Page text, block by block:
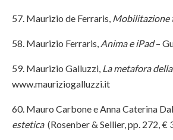
57. Maurizio de Ferraris, Mobilitazione
58. Maurizio Ferraris, Anima e iPad–
59. Maurizio Galluzzi, La metafora
www.mauriziogalluzzi.it
60. Mauro Carbone e Anna Caterina
estetica(Rosenber & Sellier, pp. 272, €